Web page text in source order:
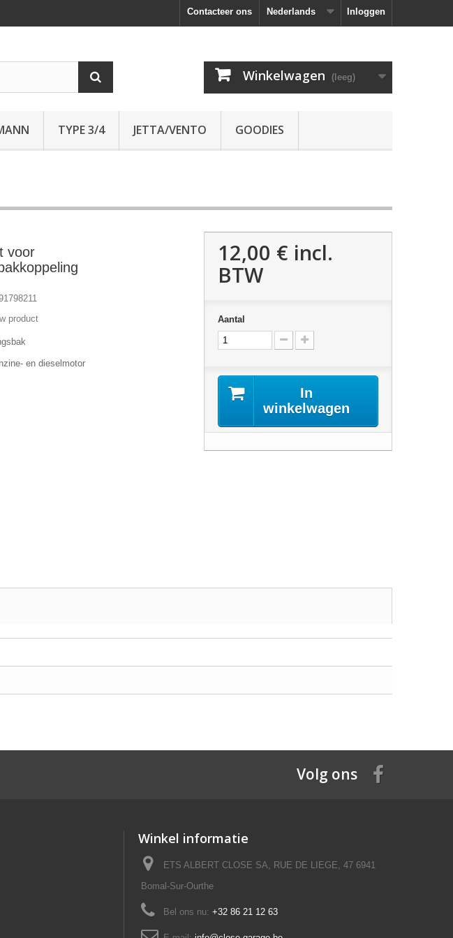
Inloggen
Nederlands
Contacteer ons
Winkelwagen (leeg)
TYPE 3/4 JETTA/VENTO GOODIES
voor
product
en dieselmotor
12,00 € incl.
BTW
Aantal
In
winkelwagen
Volg ons
Winkel informatie
ETS ALBERT CLOSE SA, RUE DE LIEGE, 47 6941
Bomal-Sur-Ourthe
Bel ons nu: +32 86 21 12 63